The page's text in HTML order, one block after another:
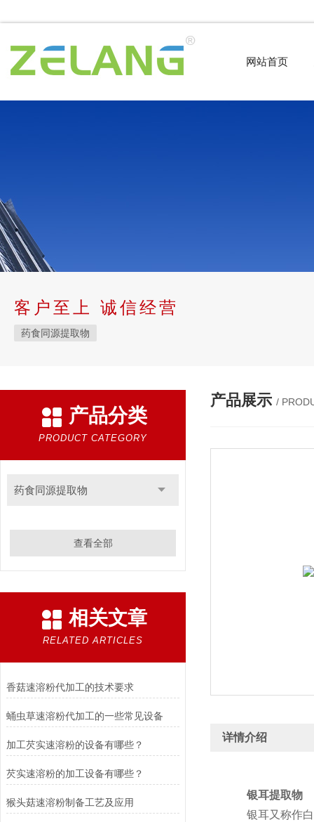
网站首页
客户至上 诚信经营
药食同源提取物
产品分类
PRODUCT CATEGORY
药食同源提取物
查看全部
相关文章
RELATED ARTICLES
香菇速溶粉代加工的技术要求
蛹虫草速溶粉代加工的一些常见设备
加工芡实速溶粉的设备有哪些？
芡实速溶粉的加工设备有哪些？
猴头菇速溶粉制备工艺及应用
产品展示 /
详情介绍
银耳提取物
银耳又称作白